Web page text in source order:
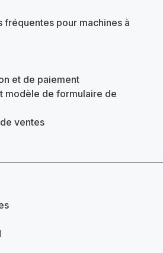
fréquentes pour machines à
et de paiement
modèle de formulaire de
ventes